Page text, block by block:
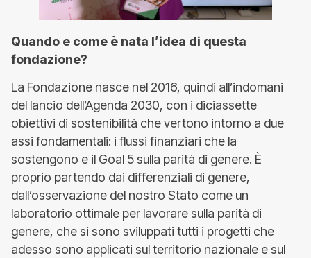
Quando e come è nata l’idea di questa
fondazione?
La Fondazione nasce nel 2016, quindi all’indomani
del lancio dell’Agenda 2030, con i diciassette
obiettivi di sostenibilità che vertono intorno a due
assi fondamentali: i flussi finanziari che la
sostengono e il Goal 5 sulla parità di genere. È
proprio partendo dai differenziali di genere,
dall’osservazione del nostro Stato come un
laboratorio ottimale per lavorare sulla parità di
genere, che si sono sviluppati tutti i progetti che
adesso sono applicati sul territorio nazionale e sul